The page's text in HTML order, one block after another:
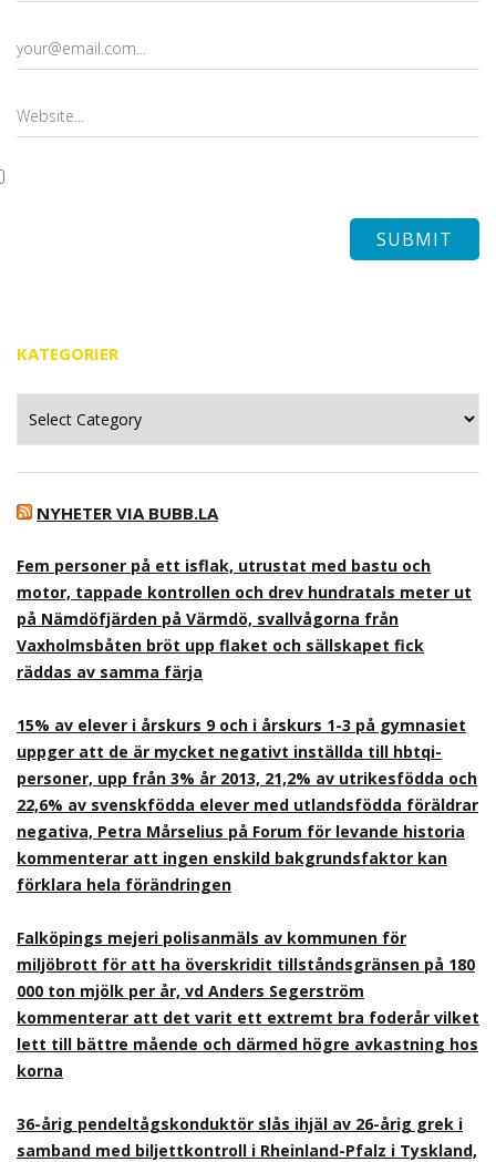
KATEGORIER
NYHETER VIA BUBB.LA
Fem personer på ett isflak, utrustat med bastu och
motor, tappade kontrollen och drev hundratals meter ut
på Nämdöfjärden på Värmdö, svallvågorna från
Vaxholmsbåten bröt upp flaket och sällskapet fick
räddas av samma färja
15% av elever i årskurs 9 och i årskurs 1-3 på gymnasiet
uppger att de är mycket negativt inställda till hbtqi-
personer, upp från 3% år 2013, 21,2% av utrikesfödda och
22,6% av svenskfödda elever med utlandsfödda föräldrar
negativa, Petra Mårselius på Forum för levande historia
kommenterar att ingen enskild bakgrundsfaktor kan
förklara hela förändringen
Falköpings mejeri polisanmäls av kommunen för
miljöbrott för att ha överskridit tillståndsgränsen på 180
000 ton mjölk per år, vd Anders Segerström
kommenterar att det varit ett extremt bra foderår vilket
lett till bättre mående och därmed högre avkastning hos
korna
36-årig pendeltågskonduktör slås ihjäl av 26-årig grek i
samband med biljettkontroll i Rheinland-Pfalz i Tyskland,